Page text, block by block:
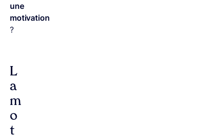
une
motivation
?
L
a
m
o
t